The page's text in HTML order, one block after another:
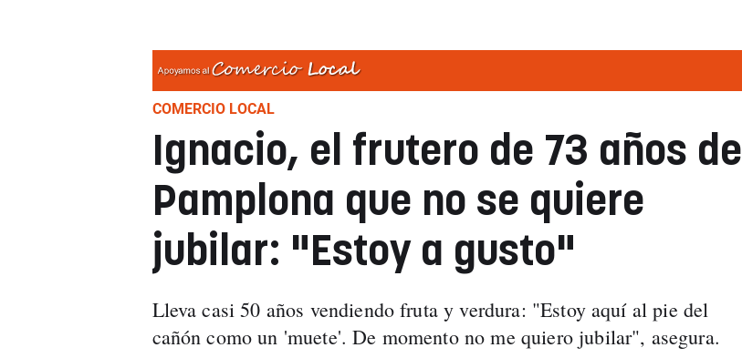
COMERCIO LOCAL
Ignacio, el frutero de 73 años de
Pamplona que no se quiere
jubilar: "Estoy a gusto"
Lleva casi 50 años vendiendo fruta y verdura: "Estoy aquí al pie del
cañón como un 'muete'. De momento no me quiero jubilar", asegura.